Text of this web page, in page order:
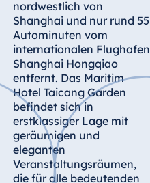
Hotel Ingolstadt
Hotel Bellevue
Kiel
Hotel Köln
Hotel
Königswinter
Hotel Magdeburg
Hotel München
Hotel Stuttgart
nordwestlich von
Shanghai und nur rund 55
Autominuten vom
internationalen Flughafen
Shanghai Hongqiao
entfernt. Das Maritim
Hotel Taicang Garden
befindet sich in
erstklassiger Lage mit
geräumigen und
eleganten
Veranstaltungsräumen,
die für alle bedeutenden